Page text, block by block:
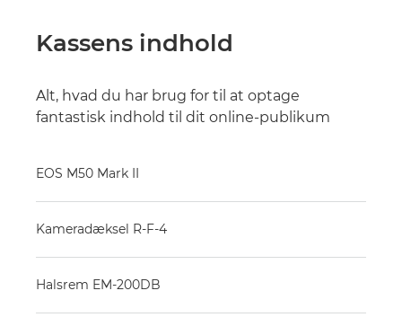
Kassens indhold
Alt, hvad du har brug for til at optage
fantastisk indhold til dit online-publikum
EOS M50 Mark II
Kameradæksel R-F-4
Halsrem EM-200DB